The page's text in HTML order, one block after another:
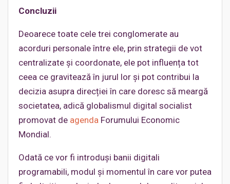
Concluzii
Deoarece toate cele trei conglomerate au
acorduri personale între ele, prin strategii de vot
centralizate și coordonate, ele pot influența tot
ceea ce gravitează în jurul lor și pot contribui la
decizia asupra direcției în care doresc să meargă
societatea, adică globalismul digital socialist
promovat de agenda Forumului Economic
Mondial.
Odată ce vor fi introduși banii digitali
programabili, modul și momentul în care vor putea